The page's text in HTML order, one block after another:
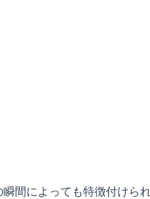
間によっても特徴付けら